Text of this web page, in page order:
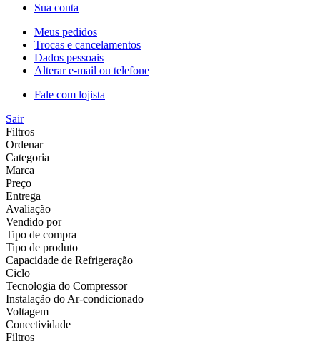
Sua conta
Meus pedidos
Trocas e cancelamentos
Dados pessoais
Alterar e-mail ou telefone
Fale com lojista
Sair
Filtros
Ordenar
Categoria
Marca
Preço
Entrega
Avaliação
Vendido por
Tipo de compra
Tipo de produto
Capacidade de Refrigeração
Ciclo
Tecnologia do Compressor
Instalação do Ar-condicionado
Voltagem
Conectividade
Filtros